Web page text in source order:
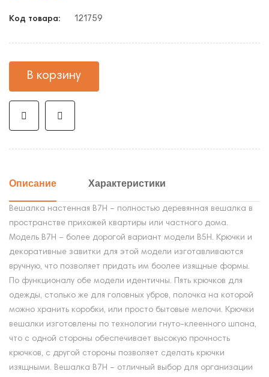
Код товара: 121759
В корзину
Описание Характеристики
Вешалка настенная В7Н – полностью деревянная вешалка в
пространстве прихожей квартиры или частного дома.
Модель В7Н – более дорогой вариант модели В5Н. Крючки и
декоративные завитки для этой модели изготавливаются
вручную, что позволяет придать им боолее изящные формы.
По функционалу обе модели идентичны. Пять крючков для
одежды, столько же для головных убров, полочка на которой
можно хранить коробки, или просто бытовые мелочи. Крючки
вешалки изготовлены по технологии гнуто-клеенного шпона,
что с одной стороны обеспечивает высокую прочность
крючков, с другой стороны позволяет сделать крючки
изящными. Вешалка В7Н – отличный выбор для организации